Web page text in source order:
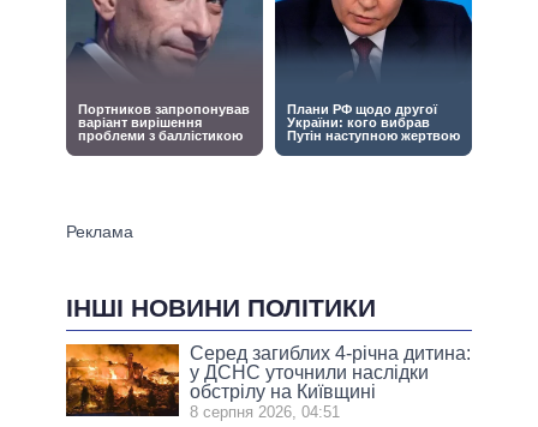
ІНШІ НОВИНИ ПОЛІТИКИ
Серед загиблих 4-річна дитина:
у ДСНС уточнили наслідки
обстрілу на Київщині
8 серпня 2026, 04:51